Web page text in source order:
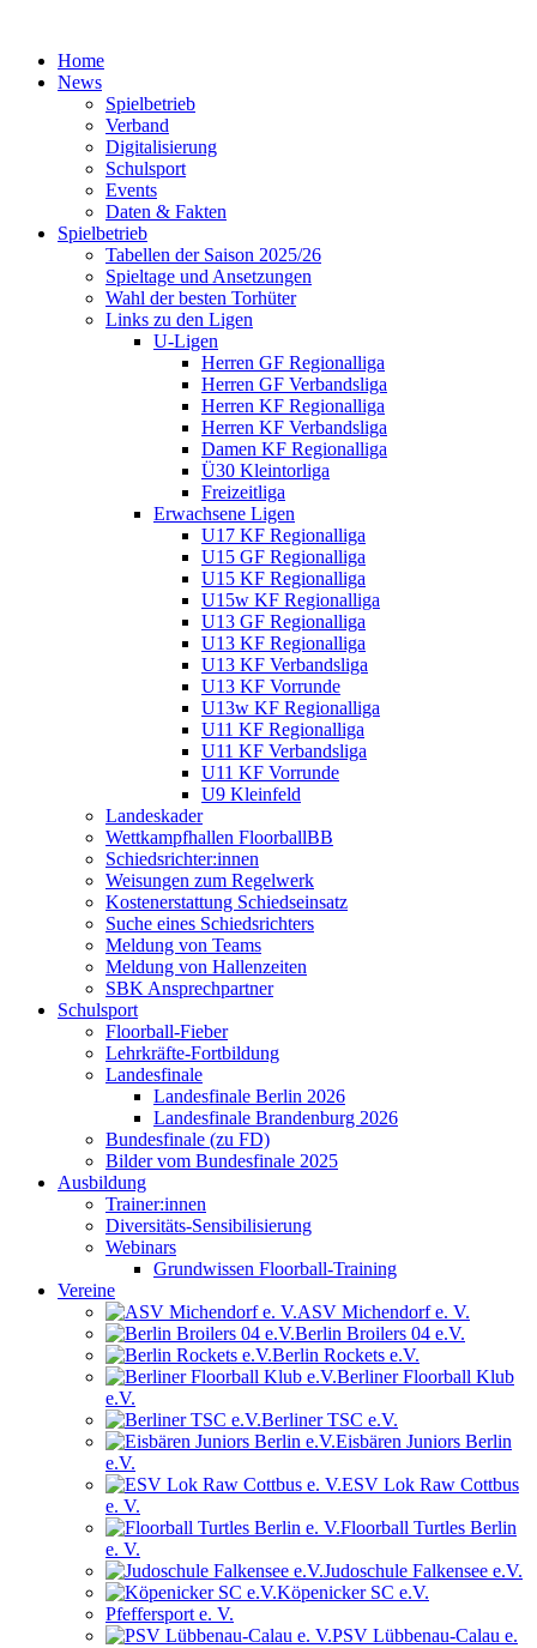
Home
News
Spielbetrieb
Verband
Digitalisierung
Schulsport
Events
Daten & Fakten
Spielbetrieb
Tabellen der Saison 2025/26
Spieltage und Ansetzungen
Wahl der besten Torhüter
Links zu den Ligen
U-Ligen
Herren GF Regionalliga
Herren GF Verbandsliga
Herren KF Regionalliga
Herren KF Verbandsliga
Damen KF Regionalliga
Ü30 Kleintorliga
Freizeitliga
Erwachsene Ligen
U17 KF Regionalliga
U15 GF Regionalliga
U15 KF Regionalliga
U15w KF Regionalliga
U13 GF Regionalliga
U13 KF Regionalliga
U13 KF Verbandsliga
U13 KF Vorrunde
U13w KF Regionalliga
U11 KF Regionalliga
U11 KF Verbandsliga
U11 KF Vorrunde
U9 Kleinfeld
Landeskader
Wettkampfhallen FloorballBB
Schiedsrichter:innen
Weisungen zum Regelwerk
Kostenerstattung Schiedseinsatz
Suche eines Schiedsrichters
Meldung von Teams
Meldung von Hallenzeiten
SBK Ansprechpartner
Schulsport
Floorball-Fieber
Lehrkräfte-Fortbildung
Landesfinale
Landesfinale Berlin 2026
Landesfinale Brandenburg 2026
Bundesfinale (zu FD)
Bilder vom Bundesfinale 2025
Ausbildung
Trainer:innen
Diversitäts-Sensibilisierung
Webinars
Grundwissen Floorball-Training
Vereine
ASV Michendorf e. V.
Berlin Broilers 04 e.V.
Berlin Rockets e.V.
Berliner Floorball Klub
e.V.
Berliner TSC e.V.
Eisbären Juniors Berlin
e.V.
ESV Lok Raw Cottbus
e. V.
Floorball Turtles Berlin
e. V.
Judoschule Falkensee e.V.
Köpenicker SC e.V.
Pfeffersport e. V.
PSV Lübbenau-Calau e.